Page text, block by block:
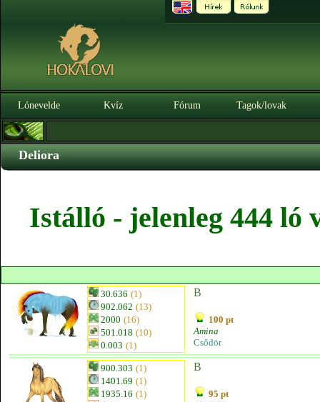
Lónevelde Kvíz Fórum Tagok/lovak
Deliora
Istálló - jelenleg 444 ló
30.636 (1)
902.062 (13)
2000 (16)
501.018 (10)
0.003 (1)
B
100 pt
Amina
Csődör
900.303 (1)
1401.69 (1)
1935.16 (1)
B
95 pt